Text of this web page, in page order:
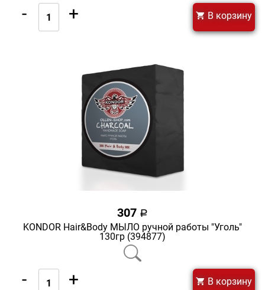
- + В корзину
307 a
KONDOR Hair&Body МЫЛО ручной работы "Уголь"
130гр (394877)
- + В корзину